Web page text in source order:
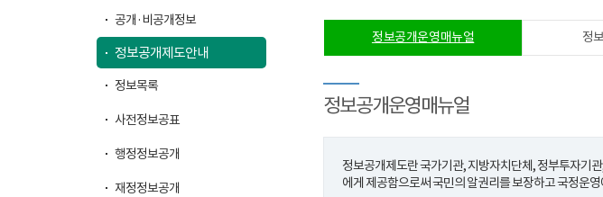
공개·비공개정보
정보공개제도안내
정보목록
사전정보공표
행정정보공개
재정정보공개
정보공개운영매뉴얼 정
정보공개운영매뉴얼
정보공개제도란 국가기관, 지방자치단체, 정부투자기
에게 제공함으로써 국민의 알권리를 보장하고 국정운